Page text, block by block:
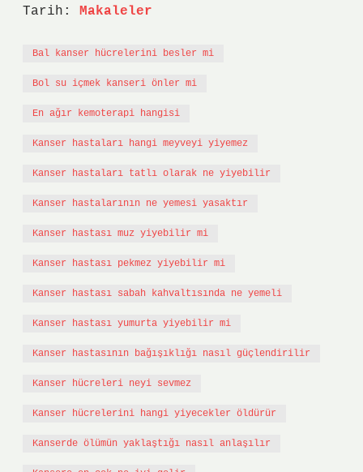
Tarih: Makaleler
Bal kanser hücrelerini besler mi
Bol su içmek kanseri önler mi
En ağır kemoterapi hangisi
Kanser hastaları hangi meyveyi yiyemez
Kanser hastaları tatlı olarak ne yiyebilir
Kanser hastalarının ne yemesi yasaktır
Kanser hastası muz yiyebilir mi
Kanser hastası pekmez yiyebilir mi
Kanser hastası sabah kahvaltısında ne yemeli
Kanser hastası yumurta yiyebilir mi
Kanser hastasının bağışıklığı nasıl güçlendirilir
Kanser hücreleri neyi sevmez
Kanser hücrelerini hangi yiyecekler öldürür
Kanserde ölümün yaklaştığı nasıl anlaşılır